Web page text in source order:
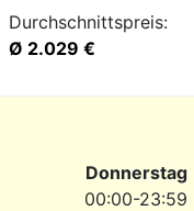
Durchschnittspreis:
Ø 2.029 €
Donnerstag
00:00-23:59